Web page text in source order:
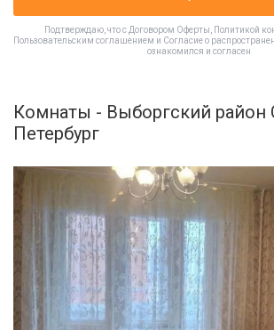
Подтверждаю, что с Договором Оферты Политикой
Пользовательским соглашением и Согласие о
ознакомился и согласен
Комнаты - Выборгский район
Петербург